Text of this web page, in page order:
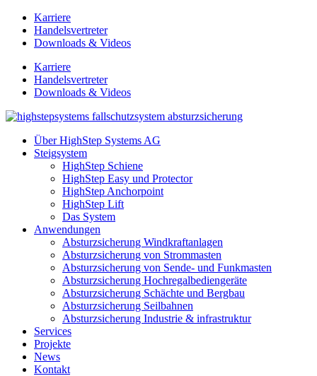
Zum
Inhalt
springen
Karriere
Handelsvertreter
Downloads & Videos
Karriere
Handelsvertreter
Downloads & Videos
Über HighStep Systems AG
Steigsystem
HighStep Schiene
HighStep Easy und Protector
HighStep Anchorpoint
HighStep Lift
Das System
Anwendungen
Absturzsicherung Windkraftanlagen
Absturzsicherung von Strommasten
Absturzsicherung von Sende- und Funkmasten
Absturzsicherung Hochregalbediengeräte
Absturzsicherung Schächte und Bergbau
Absturzsicherung Seilbahnen
Absturzsicherung Industrie & infrastruktur
Services
Projekte
News
Kontakt